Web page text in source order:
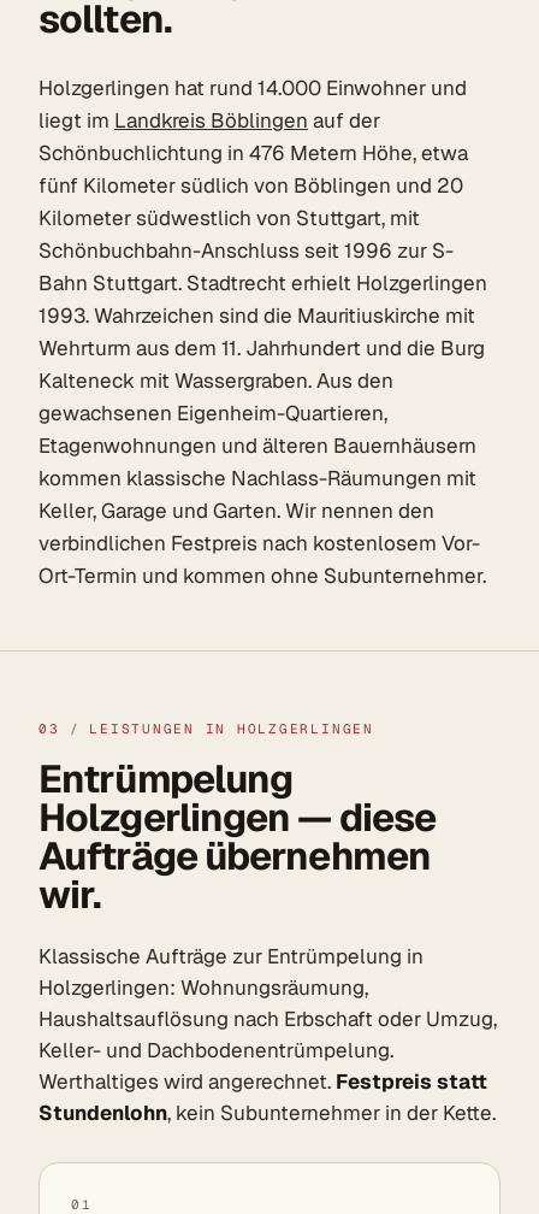
sollten.
Holzgerlingen hat rund 14.000 Einwohner und
liegt im Landkreis Böblingen auf der
Schönbuchlichtung in 476 Metern Höhe, etwa
fünf Kilometer südlich von Böblingen und 20
Kilometer südwestlich von Stuttgart, mit
Schönbuchbahn-Anschluss seit 1996 zur S-
Bahn Stuttgart. Stadtrecht erhielt Holzgerlingen
1993. Wahrzeichen sind die Mauritiuskirche mit
Wehrturm aus dem 11. Jahrhundert und die Burg
Kalteneck mit Wassergraben. Aus den
gewachsenen Eigenheim-Quartieren,
Etagenwohnungen und älteren Bauernhäusern
kommen klassische Nachlass-Räumungen mit
Keller, Garage und Garten. Wir nennen den
verbindlichen Festpreis nach kostenlosem Vor-
Ort-Termin und kommen ohne Subunternehmer.
03 / LEISTUNGEN IN HOLZGERLINGEN
Entrümpelung
Holzgerlingen — diese
Aufträge übernehmen
wir.
Klassische Aufträge zur Entrümpelung in
Holzgerlingen: Wohnungsräumung,
Haushaltsauflösung nach Erbschaft oder Umzug,
Keller- und Dachbodenentrümpelung.
Werthaltiges wird angerechnet. Festpreis statt
Stundenlohn, kein Subunternehmer in der Kette.
01